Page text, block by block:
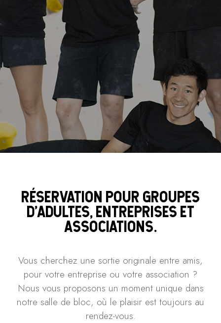
RÉSERVATION POUR GROUPES
D’ADULTES, ENTREPRISES ET
ASSOCIATIONS.
Vous cherchez une sortie originale entre amis,
pour votre entreprise ou votre association ?
Nous vous proposons un moment unique dans
notre salle de bloc, où le plaisir est toujours au
rendez-vous.